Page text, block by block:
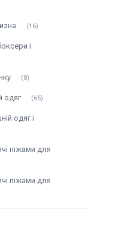
16
і
8
одяг 65
одяг і
піжами для
піжами для